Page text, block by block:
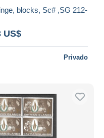
blocks, Sc# ,SG 212-
US$
Privado